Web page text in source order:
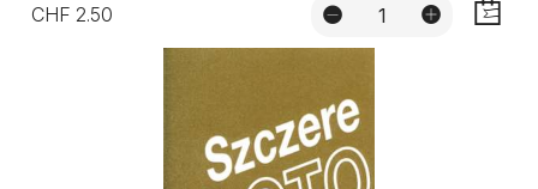
CHF 2.50